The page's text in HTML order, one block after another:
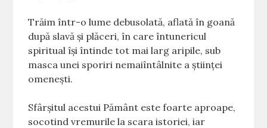
Trăim într-o lume debusolată, aflată în goană
după slavă și plăceri, în care întunericul
spiritual își întinde tot mai larg aripile, sub
masca unei sporiri nemaiîntâlnite a științei
omenești.
Sfârșitul acestui Pământ este foarte aproape,
socotind vremurile la scara istoriei, iar